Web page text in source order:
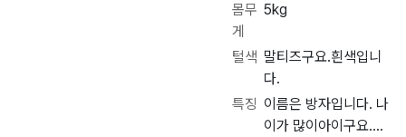
몸무
게
5kg
털색 말티즈구요.흰색입니
다.
특징 이름은 방자입니다. 나
이가 많이아이구요....